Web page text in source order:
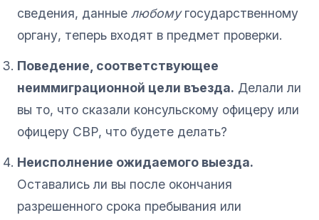
сведения, данные любомугосударственному
органу, теперь входят в предмет проверки.
Поведение, соответствующее
неиммиграционной цели въезда. Делали ли
вы то, что сказали консульскому офицеру или
офицеру CBP, что будете делать?
Неисполнение ожидаемого выезда.
Оставались ли вы после окончания
разрешенного срока пребывания или